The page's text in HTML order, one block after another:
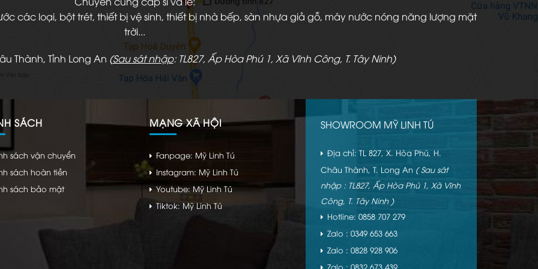
các loại, bột trét, thiết bị vệ sinh, thiết bị nhà bếp, sàn nhựa giả gỗ, máy nước nóng năng lượng mặt
trời...
Thành, Tỉnh Long An (Sau sát nhập: TL827, Ấp Hòa Phú 1, Xã Vĩnh Công, T. Tây Ninh)
SÁCH
sách vận chuyển
sách hoàn tiền
sách bảo mật
MẠNG XÃ HỘI
Fanpage: Mỹ Linh Tú
Instagram: Mỹ Linh Tú
Youtube: Mỹ Linh Tú
Tiktok: Mỹ Linh Tú
SHOWROOM MỸ LINH TÚ
Địa chỉ: TL 827, X. Hòa Phú, H.
Châu Thành, T. Long An ( Sau sát
nhập : TL827, Ấp Hòa Phú 1, Xã Vĩnh
Công, T. Tây Ninh )
Hotline: 0858 707 279
Zalo : 0349 653 663
Zalo : 0828 928 906
Zalo : 0832 673 439